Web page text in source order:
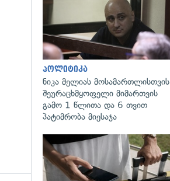
პოლიტიკა
ნიკა მელიას მოსამართლისთვის
შეურაცხმყოფელი მიმართვის
გამო 1 წლითა და 6 თვით
პატიმრობა მიესაჯა